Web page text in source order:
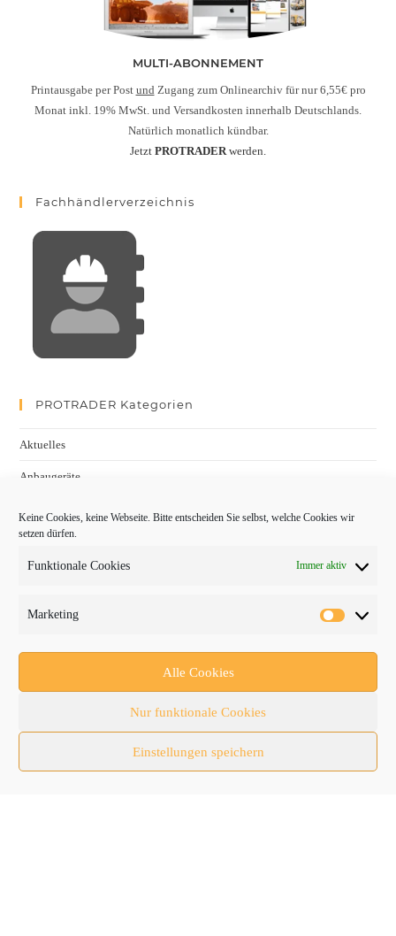
Keine Cookies, keine Webseite. Bitte entscheiden Sie selbst, welche Cookies wir
setzen dürfen.
Funktionale Cookies Immer aktiv
Marketing
Alle Cookies
Nur funktionale Cookies
Einstellungen speichern
MULTI-ABONNEMENT
Printausgabe per Post und Zugang zum Onlinearchiv für nur 6,55€ pro
Monat inkl. 19% MwSt. und Versandkosten innerhalb Deutschlands.
Natürlich monatlich kündbar.
Jetzt PROTRADERwerden.
Fachhändlerverzeichnis
PROTRADER Kategorien
Aktuelles
Anbaugeräte
Baumaschinen
Fachmessen
Nutzfahrzeuge
RATL 2025 | RecyclingAKTIV & TiefbauLIVE